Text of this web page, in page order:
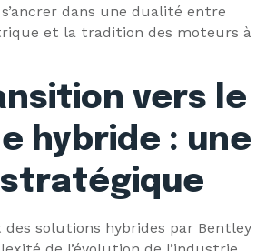
dans une dualité entre
et la tradition des moteurs à
vers le
hybride : une
des solutions hybrides par Bentley